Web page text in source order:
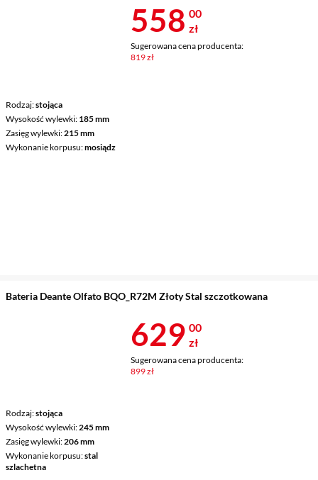
Rodzaj stojąca
Wysokość wylewki 185 mm
Zasięg wylewki 215 mm
Wykonanie korpusu mosiądz
Cena 558 zł
558 00
zł
Sugerowana cena producenta:
819 zł
Bateria Deante Olfato BQO_R72M Złoty Stal szczotkowana
Rodzaj stojąca
Wysokość wylewki 245 mm
Zasięg wylewki 206 mm
Wykonanie korpusu stal
szlachetna
Cena 629 zł
629 00
zł
Sugerowana cena producenta:
899 zł